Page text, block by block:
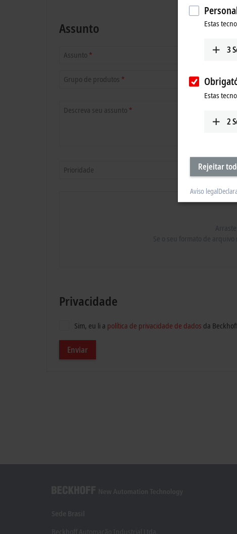
Assunto
Assunto *
Grupo de produtos *
Descreva seu assunto *
Prioridade
Privacidade
Sim, eu li a política de privacidade de dados da
Enviar
Estas
3
Estas
2
Rejeitar
Aviso legal